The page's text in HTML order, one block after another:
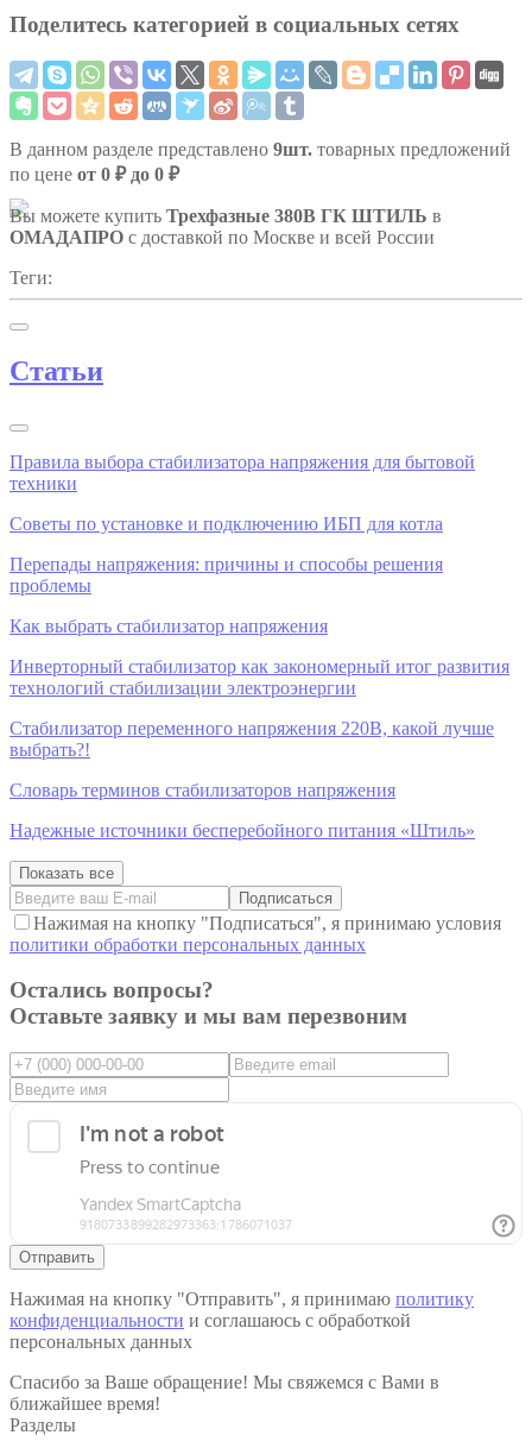
Поделитесь категорией в социальных сетях
В данном разделе представлено 9шт. товарных предложений
по цене от 0 ₽ до 0 ₽
Вы можете купить Трехфазные 380В ГК ШТИЛЬ в
ОМАДАПРО с доставкой по Москве и всей России
Теги:
Статьи
Правила выбора стабилизатора напряжения для бытовой
техники
Советы по установке и подключению ИБП для котла
Перепады напряжения: причины и способы решения
проблемы
​Как выбрать стабилизатор напряжения
Инверторный стабилизатор как закономерный итог развития
технологий стабилизации электроэнергии
Стабилизатор переменного напряжения 220В, какой лучше
выбрать?!
Словарь терминов стабилизаторов напряжения
Надежные источники бесперебойного питания «Штиль»
Показать все
Подписаться
Нажимая на кнопку "Подписаться", я принимаю условия
политики обработки персональных данных
Остались вопросы?
Оставьте заявку и мы вам перезвоним
Отправить
Нажимая на кнопку "Отправить", я принимаю политику
конфиденциальности и соглашаюсь с обработкой
персональных данных
Спасибо за Ваше обращение! Мы свяжемся с Вами в
ближайшее время!
Разделы